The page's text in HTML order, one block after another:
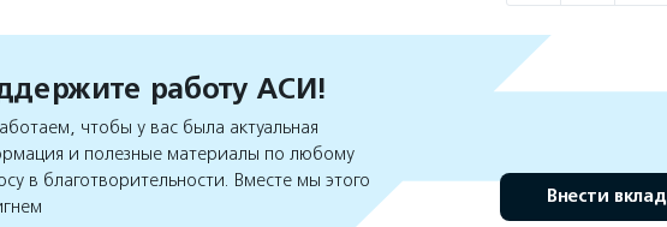
работу АСИ!
чтобы у вас была актуальная
и полезные материалы по любому
в благотворительности. Вместе мы этого
Внести вклад